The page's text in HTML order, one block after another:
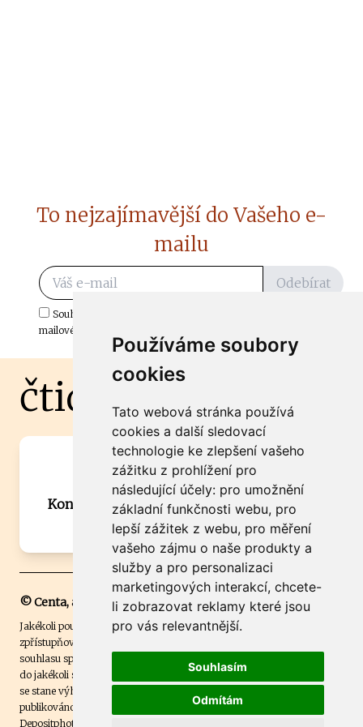
Používáme soubory
cookies
Tato webová stránka používá
cookies a další sledovací
technologie ke zlepšení vašeho
zážitku z prohlížení pro
následující účely: pro umožnění
základní funkčnosti webu, pro
lepší zážitek z webu, pro měření
vašeho zájmu o naše produkty a
služby a pro personalizaci
marketingových interakcí, chcete-
li zobrazovat reklamy které jsou
pro vás relevantnější.
Souhlasím
Odmítám
To nejzajímavější do Vašeho e-
mailu
Odebírat
Souhlasím s odběrem důležitých zpráv ze ČtiDoma.cz do mé e-
mailové schránky.
čtidoma.cz
Máte zajímavou informaci? Chcete
spolupracovat?
Kontaktujte šéfredaktora Martina Chalupu:
chalupa@ctidoma.cz
© Centa, a.s.
Jakékoli použití obsahu včetně převzetí, šíření či dalšího užití a
zpřístupňování textových či obrazových materiálů bez písemného
souhlasu společnosti Centa,a.s. je zakázáno. Čtenář svým přihlášením
do jakékoli soutěže na našem webu dává souhlas s tím, že v případě, že
se stane výhercem této soutěže, může být jeho jméno na webu
publikováno. Centa, a.s. využívala licenci ČTK a využívá fotografie z
Depositphotos